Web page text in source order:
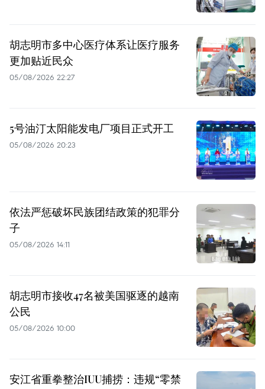
胡志明市多中心医疗体系让医疗服务
更加贴近民众
05/08/2026 22:27
5号油汀太阳能发电厂项目正式开工
05/08/2026 20:23
依法严惩破坏民族团结政策的犯罪分
子
05/08/2026 14:11
胡志明市接收47名被美国驱逐的越南
公民
05/08/2026 10:00
安江省重拳整治IUU捕捞：违规“零禁